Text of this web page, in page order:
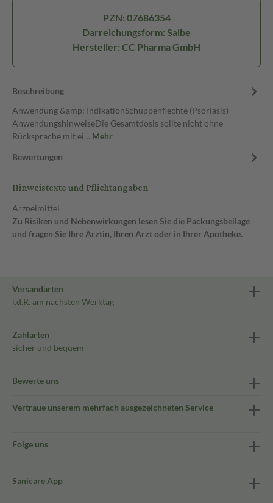
PZN: 07686354
Darreichungsform: Salbe
Hersteller: CC Pharma GmbH
Beschreibung
Anwendung &amp; IndikationSchuppenflechte (Psoriasis)
AnwendungshinweiseDie Gesamtdosis sollte nicht ohne
Rücksprache mit ei… Mehr
Bewertungen
Hinweistexte und Pflichtangaben
Arzneimittel
Zu Risiken und Nebenwirkungen lesen Sie die Packungsbeilage
und fragen Sie Ihre Ärztin, Ihren Arzt oder in Ihrer Apotheke.
Versandarten
i.d.R. am nächsten Werktag
Zahlarten
sicher und bequem
Bewerte uns
Vertraue unserem mehrfach ausgezeichneten Service
Folge uns
Sanicare App